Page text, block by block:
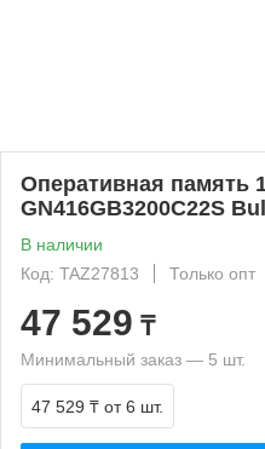
Оперативная память
GN416GB3200C22S
В наличии
Код: TAZ27813
Только опт
47 529 ₸
Минимальный заказ — 5 шт.
47 529 ₸ от 6 шт.